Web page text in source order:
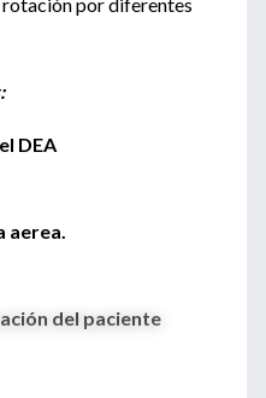
DEA
aerea.
del paciente